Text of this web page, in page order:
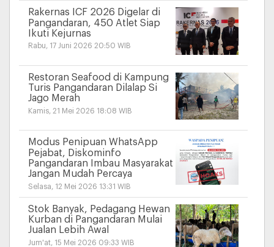
Rakernas ICF 2026 Digelar di
Pangandaran, 450 Atlet Siap
Ikuti Kejurnas
Rabu, 17 Juni 2026 20:50 WIB
Restoran Seafood di Kampung
Turis Pangandaran Dilalap Si
Jago Merah
Kamis, 21 Mei 2026 18:08 WIB
Modus Penipuan WhatsApp
Pejabat, Diskominfo
Pangandaran Imbau Masyarakat
Jangan Mudah Percaya
Selasa, 12 Mei 2026 13:31 WIB
Stok Banyak, Pedagang Hewan
Kurban di Pangandaran Mulai
Jualan Lebih Awal
Jum'at, 15 Mei 2026 09:33 WIB